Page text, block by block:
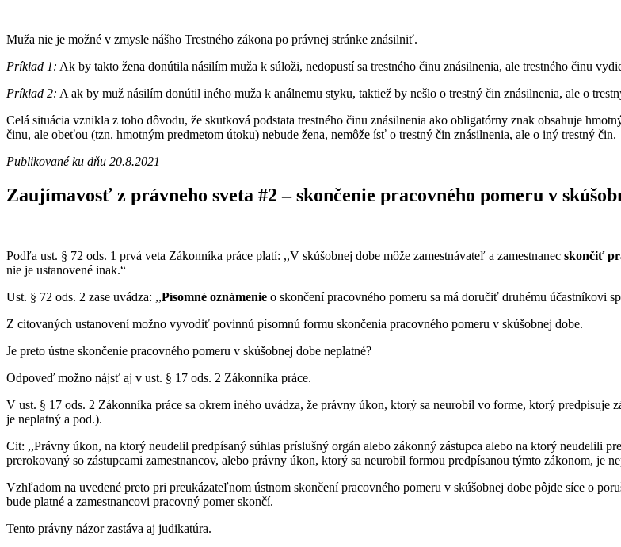
Muža nie je možné v zmysle nášho Trestného zákona po právnej stránke znásilniť.
Príklad 1: Ak by takto žena donútila násilím muža k súloži, nedopustí sa trestného činu znásilnenia, ale trestného činu
Príklad 2: A ak by muž násilím donútil iného muža k análnemu styku, taktiež by nešlo o trestný čin znásilnenia, ale o
Celá situácia vznikla z toho dôvodu, že skutková podstata trestného činu znásilnenia ako obligatórny znak obsahuje
činu, ale obeťou (tzn. hmotným predmetom útoku) nebude žena, nemôže ísť o trestný čin znásilnenia, ale o iný trestný čin.
Publikované ku dňu 20.8.2021
Zaujímavosť z právneho sveta #2 – skončenie pracovného pomeru v
Podľa ust. § 72 ods. 1 prvá veta Zákonníka práce platí: ,,V skúšobnej dobe môže zamestnávateľ a zamestnanec skončiť
nie je ustanovené inak.“
Ust. § 72 ods. 2 zase uvádza: ,,Písomné oznámenie o skončení pracovného pomeru sa má doručiť druhému účastníkovi
Z citovaných ustanovení možno vyvodiť povinnú písomnú formu skončenia pracovného pomeru v skúšobnej dobe.
Je preto ústne skončenie pracovného pomeru v skúšobnej dobe neplatné?
Odpoveď možno nájsť aj v ust. § 17 ods. 2 Zákonníka práce.
V ust. § 17 ods. 2 Zákonníka práce sa okrem iného uvádza, že právny úkon, ktorý sa neurobil vo forme, ktorý
je neplatný a pod.).
Cit: ,,Právny úkon, na ktorý neudelil predpísaný súhlas príslušný orgán alebo zákonný zástupca alebo na ktorý neudelili
prerokovaný so zástupcami zamestnancov, alebo právny úkon, ktorý sa neurobil formou predpísanou týmto zákonom, je
Vzhľadom na uvedené preto pri preukázateľnom ústnom skončení pracovného pomeru v skúšobnej dobe pôjde síce o
bude platné a zamestnancovi pracovný pomer skončí.
Tento právny názor zastáva aj judikatúra.